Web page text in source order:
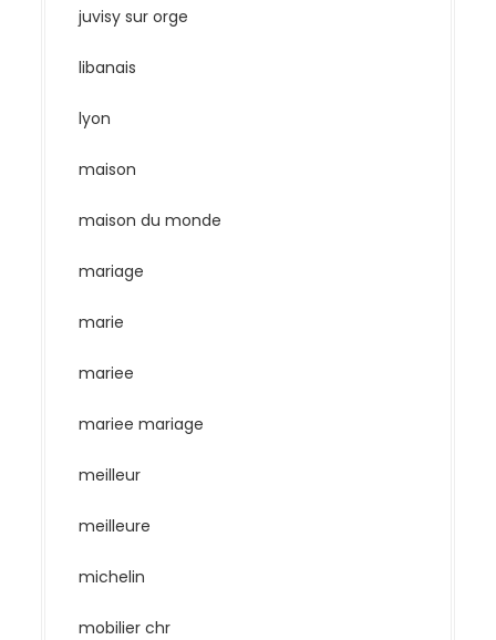
juvisy sur orge
libanais
lyon
maison
maison du monde
mariage
marie
mariee
mariee mariage
meilleur
meilleure
michelin
mobilier chr